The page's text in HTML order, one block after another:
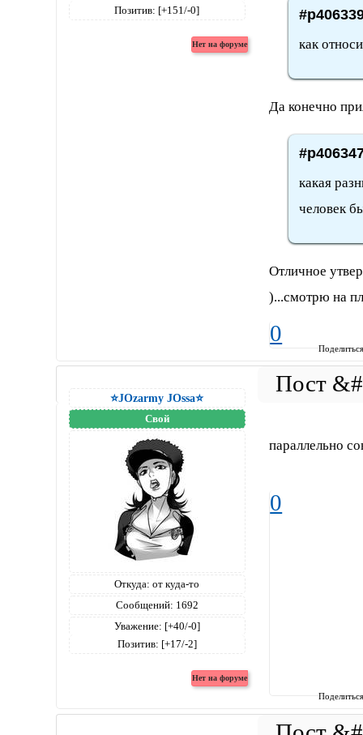
Позитив: [+151/-0]
как
Да конечно
какая
человек
Отличное
)...смотрю на
0
⭐JOzarmy JOssa⭐
Свой
Откуда: от куда-то
Сообщений: 1692
Уважение: [+40/-0]
Позитив: [+17/-2]
параллельно
0